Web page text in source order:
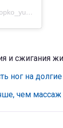
Допис, поширений Попко Юрій тренер нутриціолог схуднення (@popko_yuriy)
и сжигания
ног на
чем массаж